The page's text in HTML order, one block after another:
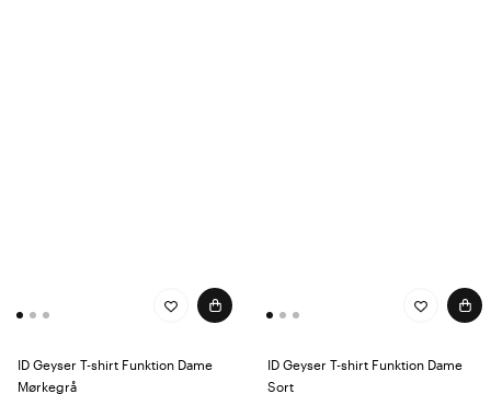
ID Geyser T-shirt Funktion Dame
Mørkegrå
ID Geyser T-shirt Funktion Dame
Sort